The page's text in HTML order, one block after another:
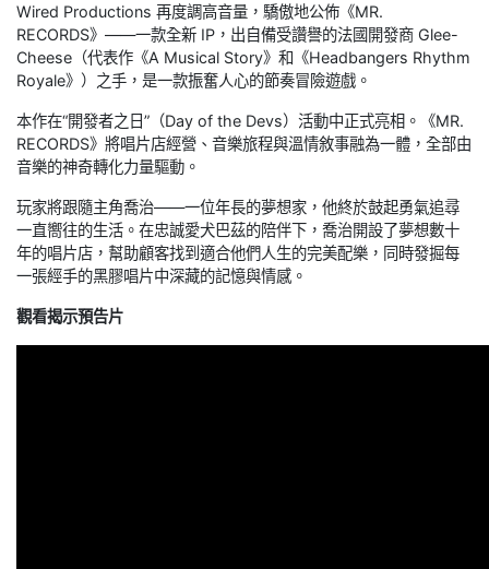
Wired Productions 再度調高音量，驕傲地公佈《MR.
RECORDS》——一款全新 IP，出自備受讚譽的法國開發商 Glee-
Cheese（代表作《A Musical Story》和《Headbangers Rhythm
Royale》）之手，是一款振奮人心的節奏冒險遊戲。
本作在“開發者之日”（Day of the Devs）活動中正式亮相。《MR.
RECORDS》將唱片店經營、音樂旅程與溫情敘事融為一體，全部由
音樂的神奇轉化力量驅動。
玩家將跟隨主角喬治——一位年長的夢想家，他終於鼓起勇氣追尋
一直嚮往的生活。在忠誠愛犬巴茲的陪伴下，喬治開設了夢想數十
年的唱片店，幫助顧客找到適合他們人生的完美配樂，同時發掘每
一張經手的黑膠唱片中深藏的記憶與情感。
觀看揭示預告片